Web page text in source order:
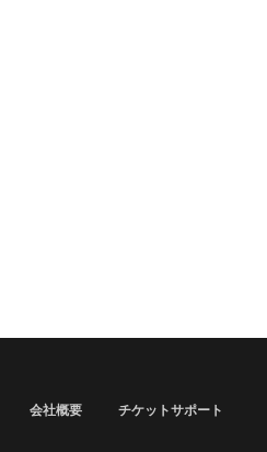
会社概要 チケットサポート